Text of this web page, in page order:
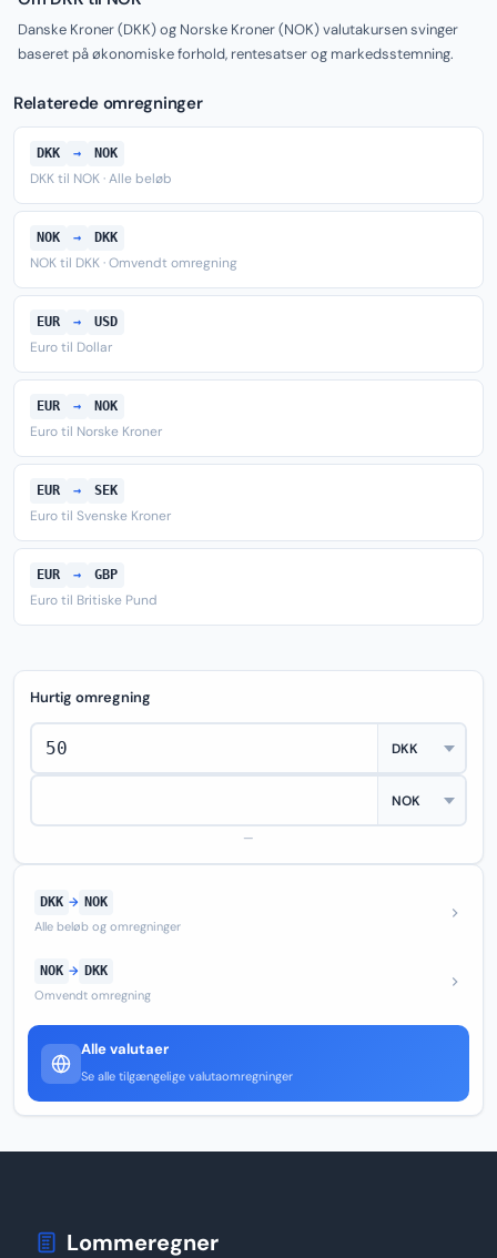
Danske Kroner (DKK) og Norske Kroner (NOK) valutakursen svinger
baseret på økonomiske forhold, rentesatser og markedsstemning.
Relaterede omregninger
DKK → NOK
DKK til NOK · Alle beløb
NOK → DKK
NOK til DKK · Omvendt omregning
EUR → USD
Euro til Dollar
EUR → NOK
Euro til Norske Kroner
EUR → SEK
Euro til Svenske Kroner
EUR → GBP
Euro til Britiske Pund
Hurtig omregning
—
DKK → NOK
Alle beløb og omregninger
NOK → DKK
Omvendt omregning
Alle valutaer
Se alle tilgængelige valutaomregninger
Lommeregner